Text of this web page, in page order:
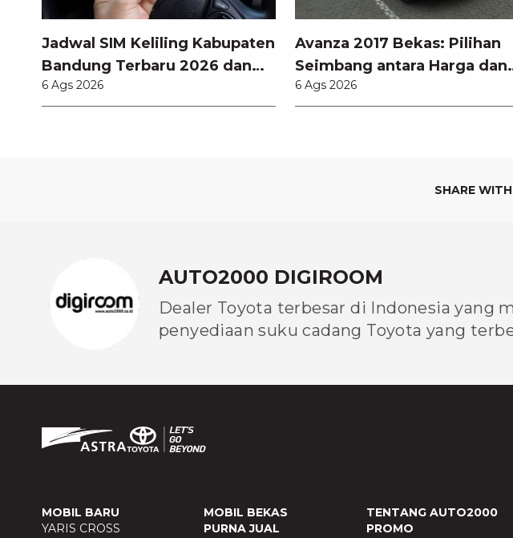
Jadwal SIM Keliling Kabupaten
Bandung Terbaru 2026 dan
Lokasinya
6 Ags 2026
Avanza 2017 Bekas: Pilihan
Seimbang antara Harga dan
Fitur Modern
6 Ags 2026
SHARE
AUTO2000 DIGIROOM
Dealer Toyota terbesar di Indonesia yang
penyediaan suku cadang Toyota yang
MOBIL BARU
YARIS CROSS
MOBIL BEKAS
PURNA JUAL
TENTANG AUTO2000
PROMO